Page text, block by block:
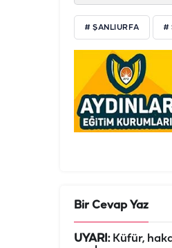
# ŞANLIURFA #
Bir Cevap Yaz
UYARI:Küfür,